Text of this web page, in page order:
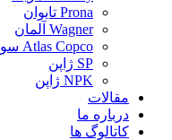
Prona تایوان
Wagner آلمان
Atlas Copco سوئد
SP ژاپن
NPK ژاپن
مقالات
درباره ما
کاتالوگ ها